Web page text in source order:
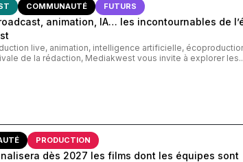
COMMUNAUTÉ FUTURS
animation, IA… les incontournables de
live, animation, intelligence artificielle,
de la rédaction, Mediakwest vous invite à explorer
PRODUCTION
dès 2027 les films dont les équipes sont